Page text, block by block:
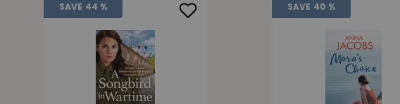
SAVE 44 % SAVE 40 %